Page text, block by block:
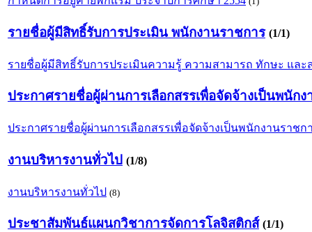
รายชื่อผู้มีสิทธิ์รับการประเมิน พนักงานราชการ (1/1)
รายชื่อผู้มีสิทธิ์รับการประเมินความรู้ ความสามารถ ทักษะ แล
ประกาศรายชื่อผู้ผ่านการเลือกสรรเพื่อจัดจ้างเป็นพนัก
ประกาศรายชื่อผู้ผ่านการเลือกสรรเพื่อจัดจ้างเป็นพนักงานราช
งานบริหารงานทั่วไป (1/8)
งานบริหารงานทั่วไป (8)
ประชาสัมพันธ์แผนกวิชาการจัดการโลจิสติกส์ (1/1)